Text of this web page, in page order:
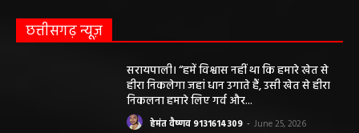
छत्तीसगढ़ न्यूज़
सरायपाली। “हमें विश्वास नहीं था कि हमारे खेत से
हीरा निकलेगा जहां धान उगाते हैं, उसी खेत से हीरा
निकलना हमारे लिए गर्व और...
हेमंत वैष्णव 9131614309 - June 25, 2026